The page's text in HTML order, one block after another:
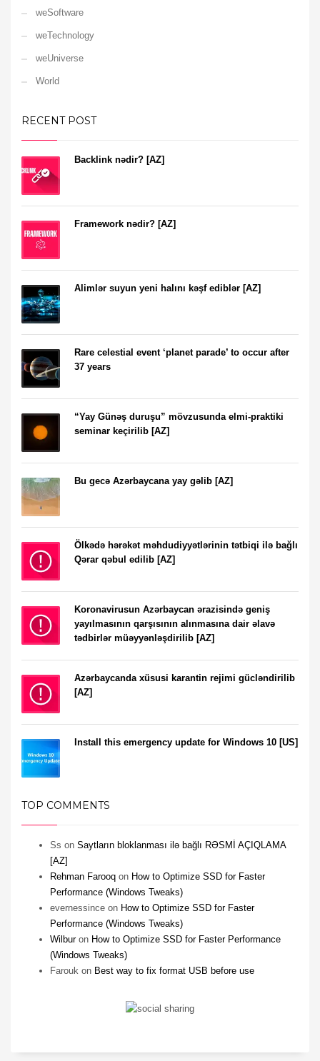
weSoftware
weTechnology
weUniverse
World
RECENT POST
Backlink nədir? [AZ]
Framework nədir? [AZ]
Alimlər suyun yeni halını kəşf ediblər [AZ]
Rare celestial event ‘planet parade’ to occur after
37 years
“Yay Günəş duruşu” mövzusunda elmi-praktiki
seminar keçirilib [AZ]
Bu gecə Azərbaycana yay gəlib [AZ]
Ölkədə hərəkət məhdudiyyətlərinin tətbiqi ilə bağlı
Qərar qəbul edilib [AZ]
Koronavirusun Azərbaycan ərazisində geniş
yayılmasının qarşısının alınmasına dair əlavə
tədbirlər müəyyənləşdirilib [AZ]
Azərbaycanda xüsusi karantin rejimi gücləndirilib
[AZ]
Install this emergency update for Windows 10 [US]
TOP COMMENTS
Ss on Saytların bloklanması ilə bağlı RƏSMİ AÇIQLAMA
[AZ]
Rehman Farooq on How to Optimize SSD for Faster
Performance (Windows Tweaks)
evernessince on How to Optimize SSD for Faster
Performance (Windows Tweaks)
Wilburon How to Optimize SSD for Faster Performance
(Windows Tweaks)
Farouk on Best way to fix format USB before use